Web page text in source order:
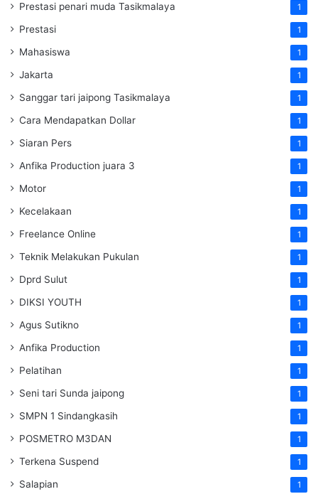
Prestasi penari muda Tasikmalaya 1
Prestasi 1
Mahasiswa 1
Jakarta 1
Sanggar tari jaipong Tasikmalaya 1
Cara Mendapatkan Dollar 1
Siaran Pers 1
Anfika Production juara 3 1
Motor 1
Kecelakaan 1
Freelance Online 1
Teknik Melakukan Pukulan 1
Dprd Sulut 1
DIKSI YOUTH 1
Agus Sutikno 1
Anfika Production 1
Pelatihan 1
Seni tari Sunda jaipong 1
SMPN 1 Sindangkasih 1
POSMETRO M3DAN 1
Terkena Suspend 1
Salapian 1